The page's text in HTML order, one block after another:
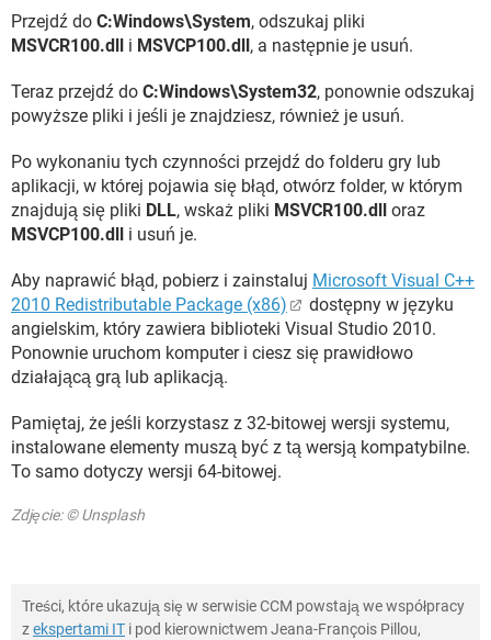
Przejdź do C:Windows\System, odszukaj pliki
MSVCR100.dll
i MSVCP100.dll , a następnie je usuń.
Teraz przejdź do C:Windows\System32, ponownie odszukaj
powyższe pliki i jeśli je znajdziesz, również je usuń.
Po wykonaniu tych czynności przejdź do folderu gry lub
aplikacji, w której pojawia się błąd, otwórz folder, w którym
znajdują się pliki DLL, wskaż pliki MSVCR100.dll
oraz
MSVCP100.dll
i usuń je.
Aby naprawić błąd, pobierz i zainstaluj Microsoft Visual C++
2010 Redistributable Package (x86)
dostępny w języku
angielskim, który zawiera biblioteki Visual Studio 2010.
Ponownie uruchom komputer i ciesz się prawidłowo
działającą grą lub aplikacją.
Pamiętaj, że jeśli korzystasz z 32-bitowej wersji systemu,
instalowane elementy muszą być z tą wersją kompatybilne.
To samo dotyczy wersji 64-bitowej.
Zdjęcie: © Unsplash
Treści, które ukazują się w serwisie CCM powstają we współpracy
zekspertami IT i pod kierownictwem Jeana-François Pillou,